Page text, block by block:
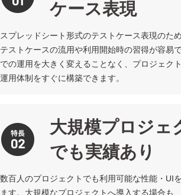
ケース表現
スプレッドシート形式のテストケース表現のた
テストケースの流用や利用開始時の習得が容易
での運用を大きく変えることなく、プロジェク
運用体制をすぐに構築できます。
大規模プロジェ
でも実績あり
数百人のプロジェクトでも利用可能な性能・UI
ます。大規模なプロジェクトへ導入する場合も